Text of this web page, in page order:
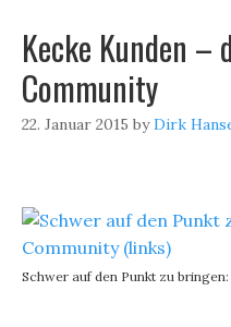
Kecke Kunden –
Community
22. Januar 2015 byDirk
Schwer auf den Punkt zu